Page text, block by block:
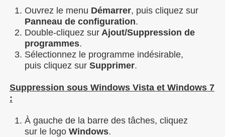
Ouvrez le menu Démarrer, puis cliquez sur
Panneau de configuration.
Double-cliquez sur Ajout/Suppression de
programmes.
Sélectionnez le programme indésirable,
puis cliquez sur Supprimer.
Suppression sous Windows Vista et Windows 7
:
À gauche de la barre des tâches, cliquez
sur le logo Windows.